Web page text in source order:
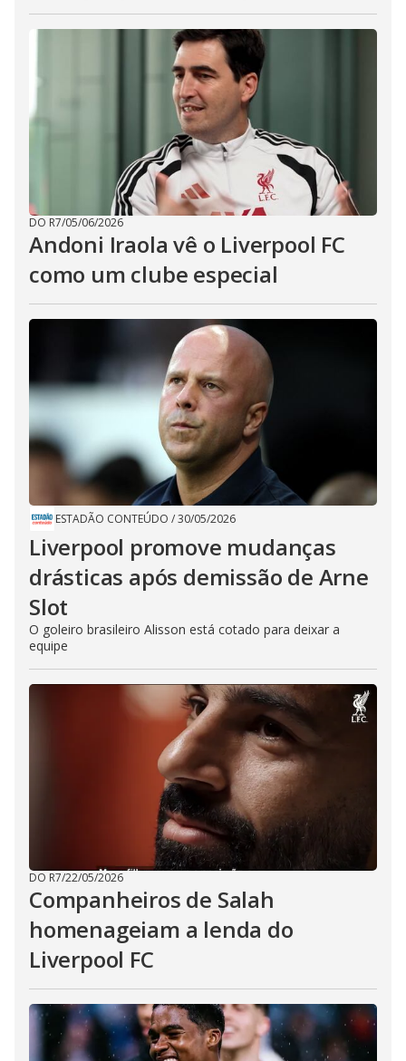
DO R7/05/06/2026
Andoni Iraola vê o Liverpool FC
como um clube especial
ESTADÃO CONTEÚDO /30/05/2026
Liverpool promove mudanças
drásticas após demissão de Arne
Slot
O goleiro brasileiro Alisson está cotado para deixar a
equipe
DO R7/22/05/2026
Companheiros de Salah
homenageiam a lenda do
Liverpool FC